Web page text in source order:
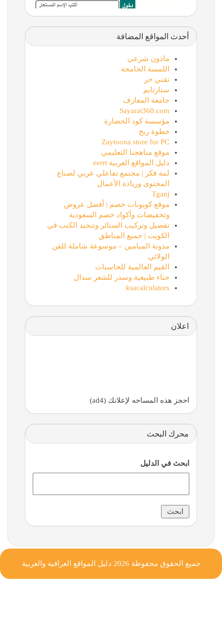
أحدث المواقع المضافة
ماذون شرعي
اللمسة الجامحة
تقني حر
ستارتايم
جامعة المعارف
Sayarat360.com
مؤسسة كود الحضارة
خطوة ربح
Zaytoona store for PC
موقع مناهجنا التعليمي
دليل المواقع العربية eerrt
لمة فكر | مجتمع تفاعلي عربي لصناع
المحتوى وريادة الأعمال
Tganj
موقع كوبونات خصم | أفضل عروض
وتخفيضات وأكواد خصم السعودية
تفصيل وتركيب الستائر وتنجيد الكنب في
الكويت | جميع المناطق
مدونة الميامين – موسوعة شاملة للفن
الولائي
القيم العالمية للحاسبات
حناء طبيعية وسدر للشعر سدال
ksacalculators
اعلان
احجز هذه المساحه لإعلانك (ad4)
محرك البحث
ابحث في الدليل
جميع الحقوق محفوظة 2026 دليل المواقع العراقية والعربية